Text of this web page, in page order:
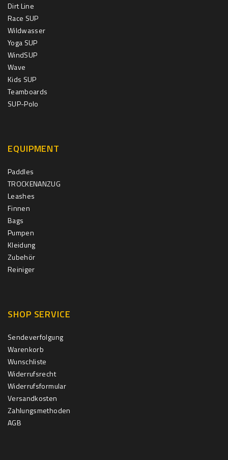
Dirt Line
Race SUP
Wildwasser
Yoga SUP
WindSUP
Wave
Kids SUP
Teamboards
SUP-Polo
EQUIPMENT
Paddles
TROCKENANZUG
Leashes
Finnen
Bags
Pumpen
Kleidung
Zubehör
Reiniger
SHOP SERVICE
Sendeverfolgung
Warenkorb
Wunschliste
Widerrufsrecht
Widerrufsformular
Versandkosten
Zahlungsmethoden
AGB